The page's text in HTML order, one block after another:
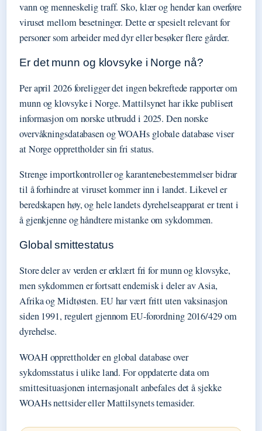
vann og menneskelig traff. Sko, klær og hender kan overføre
viruset mellom besetninger. Dette er spesielt relevant for
personer som arbeider med dyr eller besøker flere gårder.
Er det munn og klovsyke i Norge nå?
Per april 2026 foreligger det ingen bekreftede rapporter om
munn og klovsyke i Norge. Mattilsynet har ikke publisert
informasjon om norske utbrudd i 2025. Den norske
overvåkningsdatabasen og WOAHs globale database viser
at Norge opprettholder sin fri status.
Strenge importkontroller og karantenebestemmelser bidrar
til å forhindre at viruset kommer inn i landet. Likevel er
beredskapen høy, og hele landets dyrehelseapparat er trent i
å gjenkjenne og håndtere mistanke om sykdommen.
Global smittestatus
Store deler av verden er erklært fri for munn og klovsyke,
men sykdommen er fortsatt endemisk i deler av Asia,
Afrika og Midtøsten. EU har vært fritt uten vaksinasjon
siden 1991, regulert gjennom EU-forordning 2016/429 om
dyrehelse.
WOAH opprettholder en global database over
sykdomsstatus i ulike land. For oppdaterte data om
smittesituasjonen internasjonalt anbefales det å sjekke
WOAHs nettsider eller Mattilsynets temasider.